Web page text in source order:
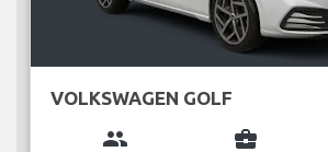
VOLKSWAGEN GOLF
group business_center